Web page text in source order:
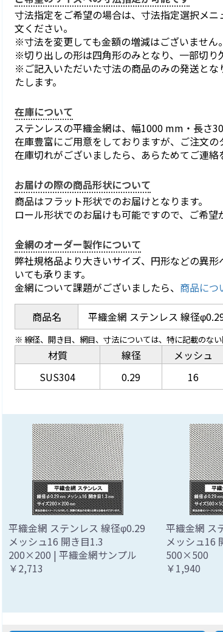
寸法指定をご希望の場合は、寸法指定選択メ
文ください。
※寸法を変更しても金額の増減はございません。
※切り出しの形は四角形のみとなり、一部切り
※ご記入いただいた寸法の商品のみの発送と
たします。
在庫について
ステンレスの平織金網は、幅1000 mm・長さ
在庫豊富にご用意をしておりますが、ご注文の
在庫切れがございましたら、あらためてご連絡
お届けの際の商品形状について
商品はフラット形状でのお届けとなります。
ロール形状でのお届けも可能ですので、ご希望
金網のオーダー製作について
弊社規格品より大きいサイズ、円形などの異
いても承ります。
金網について課題がございましたら、 商品につ
商品名
平織金網 ステンレス 線径
※ 線径、開き目、網目、寸法については、特に記載のな
材質
SUS304
線径
0.29
メッシュ
16
平織金網 ステンレス 線径φ0.29
メッシュ16 開き目1.3
200×200 | 平織金網サンプル
￥2,713
平織金網 ス
メッシュ16
500×500
￥1,940